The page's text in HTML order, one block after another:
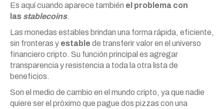
Es aquí cuando aparece también el problema con
las stablecoins.
Las monedas estables brindan una forma rápida, eficiente,
sin fronteras y estable de transferir valor en el universo
financiero cripto. Su función principal es agregar
transparencia y resistencia a toda la otra lista de
beneficios.
Son el medio de cambio en el mundo cripto, ya que nadie
quiere ser el próximo que pague dos pizzas con una